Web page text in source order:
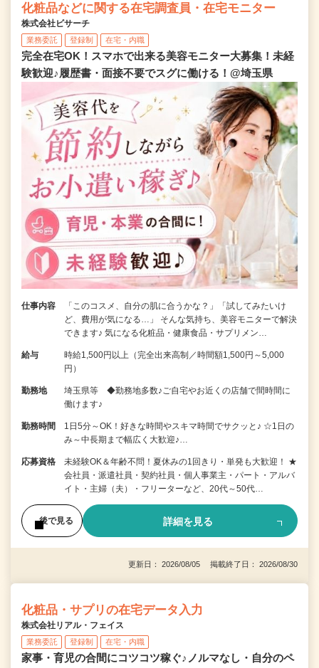
化粧品などに関する在宅調査員・在宅モニター
株式会社ビサーチ
業務委託 登録制 在宅・内職
完全在宅OK！スマホで出来る美容モニター大募集！未経
験歓迎♪履歴書・面接不要でスグに働ける！@埼玉県
仕事内容
「このコスメ、自分の肌に合うかな？」「試してみたいけ
ど、費用が気になる…」 そんな気持ち、美容モニターで解決
できます♪ 気になる化粧品・健康食品・サプリメン…
給与
時給1,500円以上（完全出来高制／時間額1,500円～5,000
円）
勤務地
埼玉県等 ◆勤務地多数♪ご自宅やお近くの店舗で間時間に
働けます♪
勤務時間
1日5分～OK！好きな時間やスキマ時間でサクッと♪ ☆1日の
み～中長期まで幅広く大歓迎♪…
応募資格
未経験OK＆年齢不問！夏休みの1回きり・単発も大歓迎！ ★
会社員・派遣社員・契約社員・個人事業主・パート・アルバ
イト・主婦（夫）・フリーターなど、20代～50代…
後で見る 詳細を見る
更新日： 2026/08/05 掲載終了日： 2026/08/30
化粧品・サプリの在宅データ入力
株式会社リアル・フェイス
業務委託 登録制 在宅・内職
家事・育児の合間にコツコツ稼ぐ♪ノルマなし・自分のペ